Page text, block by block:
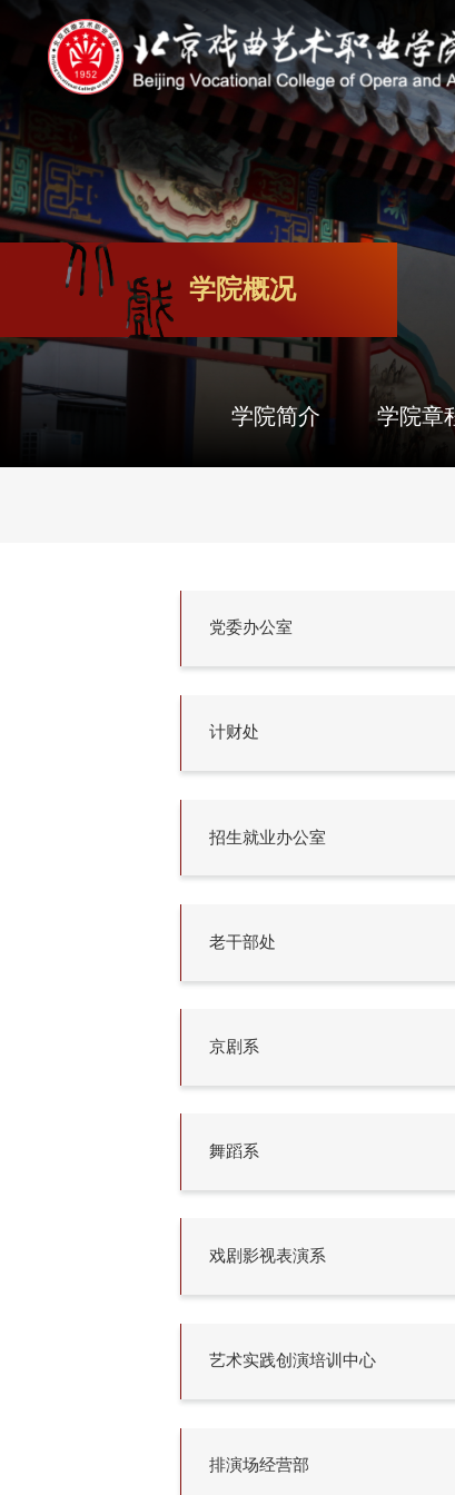
学院概况
学院简介 学院章
党委办公室
计财处
招生就业办公室
老干部处
京剧系
舞蹈系
戏剧影视表演系
艺术实践创演培训中心
排演场经营部